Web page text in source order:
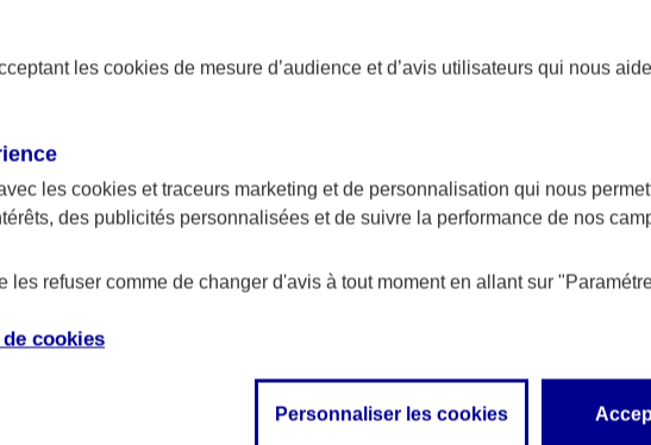
les cookies de mesure d’audience et d’avis utilisateurs qui nous
les cookies et traceurs marketing et de personnalisation qui nous
des publicités personnalisées et de suivre la performance de nos
les refuser comme de changer d'avis à tout moment en allant sur
cookies
Personnaliser les cookies